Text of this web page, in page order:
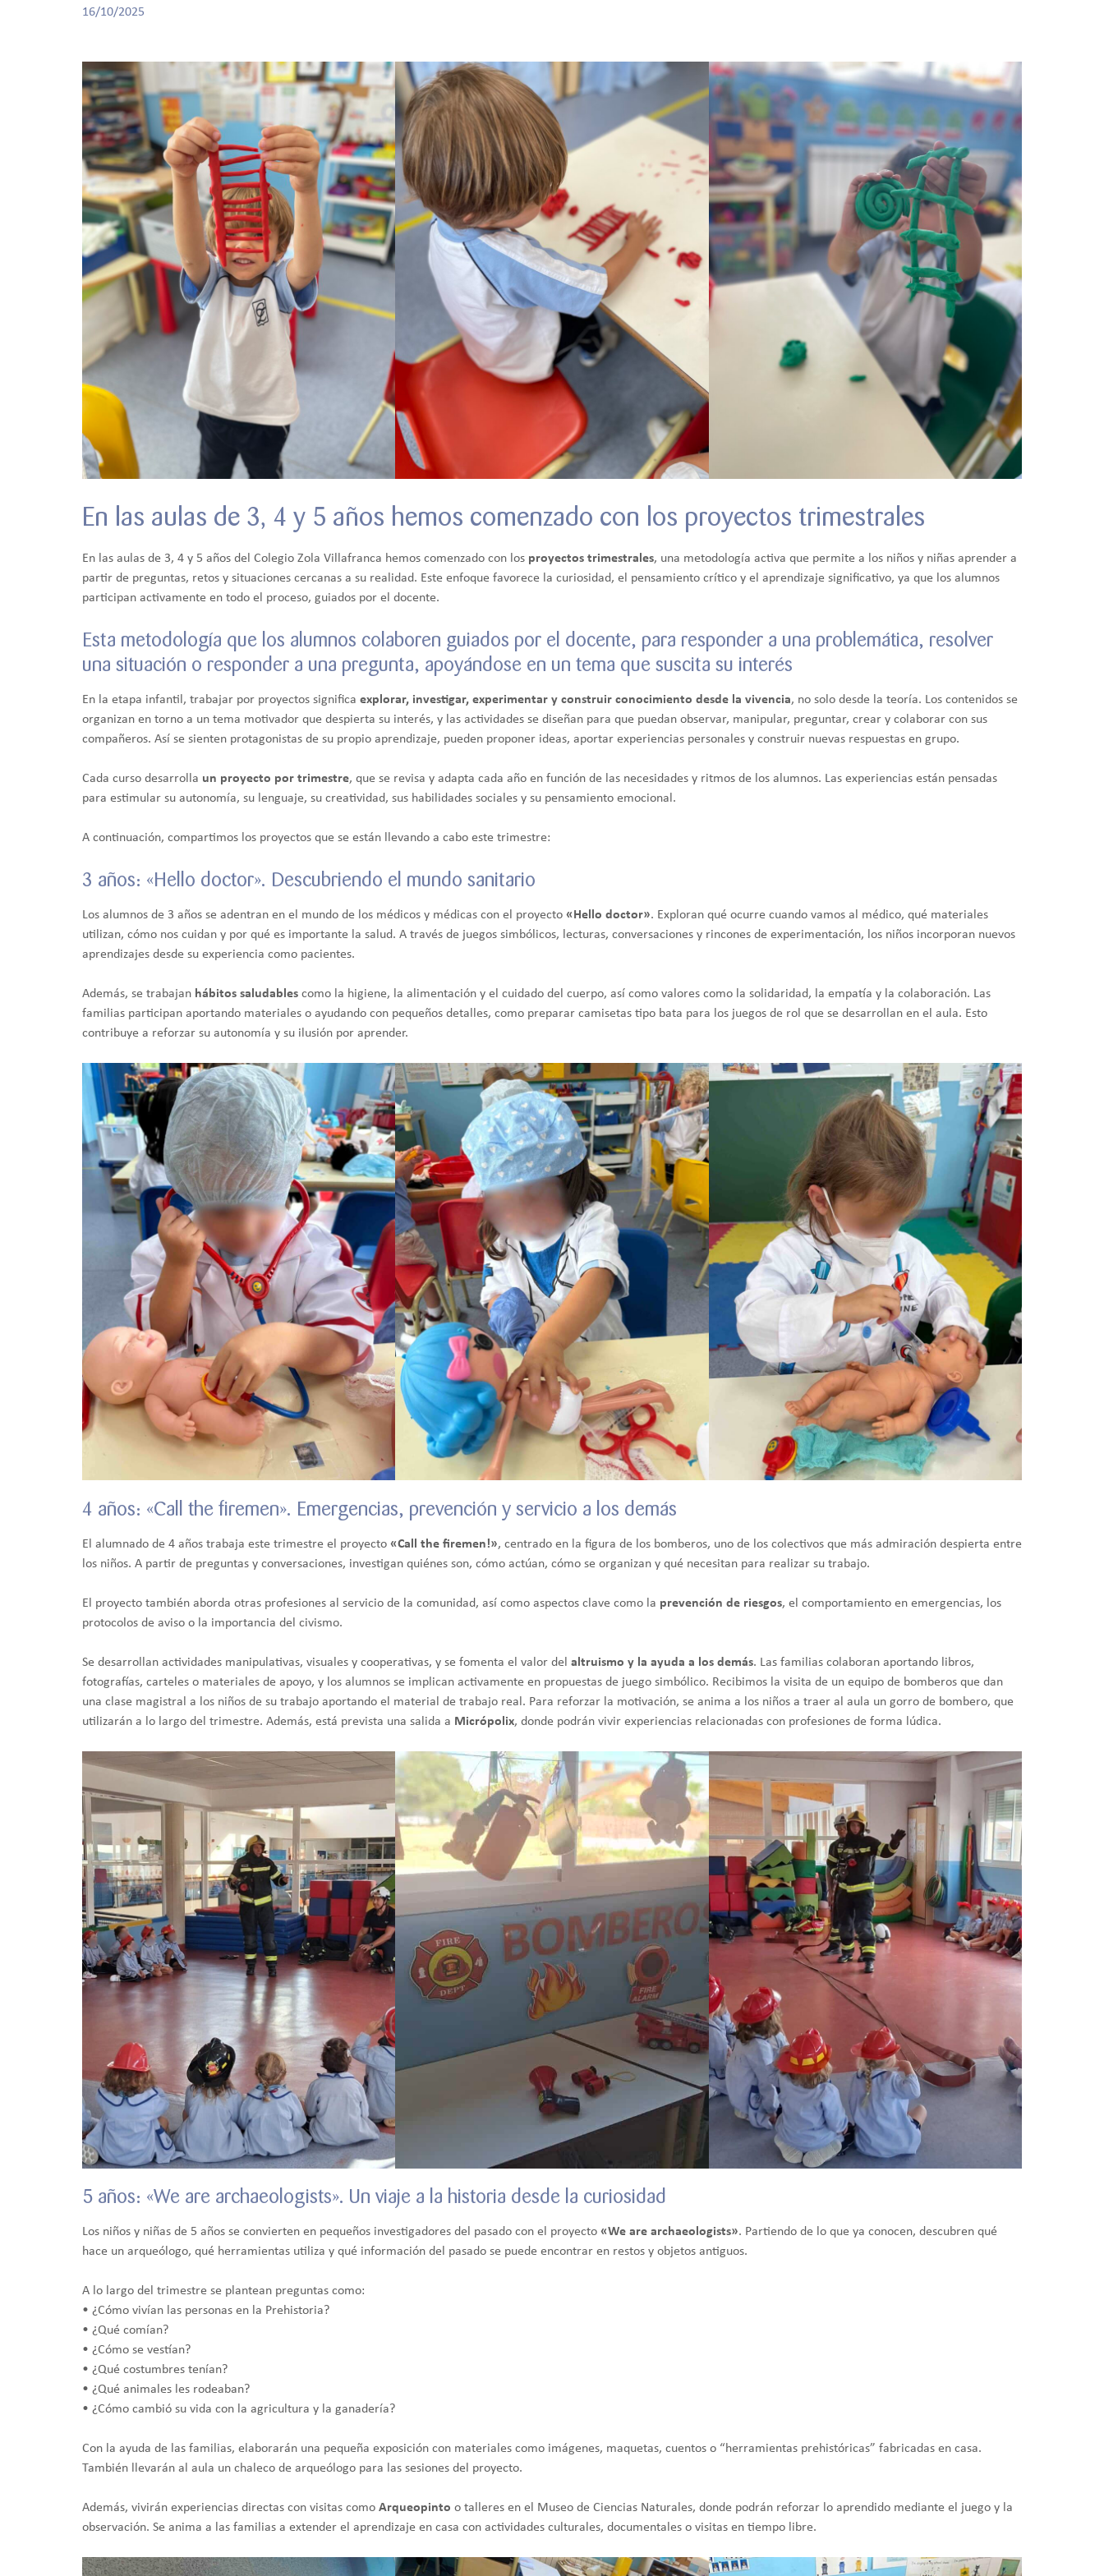
16/10/2025
En las aulas de 3, 4 y 5 años hemos comenzado con los proyectos trimestrales
En las aulas de 3, 4 y 5 años del Colegio Zola Villafranca hemos comenzado con los proyectos trimestrales, una metodología activa que permite a los niños y niñas aprender a
partir de preguntas, retos y situaciones cercanas a su realidad. Este enfoque favorece la curiosidad, el pensamiento crítico y el aprendizaje significativo, ya que los alumnos
participan activamente en todo el proceso, guiados por el docente.
Esta metodología que los alumnos colaboren guiados por el docente, para responder a una problemática, resolver
una situación o responder a una pregunta, apoyándose en un tema que suscita su interés
En la etapa infantil, trabajar por proyectos significa explorar, investigar, experimentar y construir conocimiento desde la vivencia, no solo desde la teoría. Los contenidos se
organizan en torno a un tema motivador que despierta su interés, y las actividades se diseñan para que puedan observar, manipular, preguntar, crear y colaborar con sus
compañeros. Así se sienten protagonistas de su propio aprendizaje, pueden proponer ideas, aportar experiencias personales y construir nuevas respuestas en grupo.
Cada curso desarrolla un proyecto por trimestre, que se revisa y adapta cada año en función de las necesidades y ritmos de los alumnos. Las experiencias están pensadas
para estimular su autonomía, su lenguaje, su creatividad, sus habilidades sociales y su pensamiento emocional.
A continuación, compartimos los proyectos que se están llevando a cabo este trimestre:
3 años: «Hello doctor». Descubriendo el mundo sanitario
Los alumnos de 3 años se adentran en el mundo de los médicos y médicas con el proyecto «Hello doctor». Exploran qué ocurre cuando vamos al médico, qué materiales
utilizan, cómo nos cuidan y por qué es importante la salud. A través de juegos simbólicos, lecturas, conversaciones y rincones de experimentación, los niños incorporan nuevos
aprendizajes desde su experiencia como pacientes.
Además, se trabajan hábitos saludables como la higiene, la alimentación y el cuidado del cuerpo, así como valores como la solidaridad, la empatía y la colaboración. Las
familias participan aportando materiales o ayudando con pequeños detalles, como preparar camisetas tipo bata para los juegos de rol que se desarrollan en el aula. Esto
contribuye a reforzar su autonomía y su ilusión por aprender.
4 años: «Call the firemen». Emergencias, prevención y servicio a los demás
El alumnado de 4 años trabaja este trimestre el proyecto «Call the firemen!», centrado en la figura de los bomberos, uno de los colectivos que más admiración despierta entre
los niños. A partir de preguntas y conversaciones, investigan quiénes son, cómo actúan, cómo se organizan y qué necesitan para realizar su trabajo.
El proyecto también aborda otras profesiones al servicio de la comunidad, así como aspectos clave como la prevención de riesgos, el comportamiento en emergencias, los
protocolos de aviso o la importancia del civismo.
Se desarrollan actividades manipulativas, visuales y cooperativas, y se fomenta el valor del altruismo y la ayuda a los demás. Las familias colaboran aportando libros,
fotografías, carteles o materiales de apoyo, y los alumnos se implican activamente en propuestas de juego simbólico. Recibimos la visita de un equipo de bomberos que dan
una clase magistral a los niños de su trabajo aportando el material de trabajo real. Para reforzar la motivación, se anima a los niños a traer al aula un gorro de bombero, que
utilizarán a lo largo del trimestre. Además, está prevista una salida a Micrópolix, donde podrán vivir experiencias relacionadas con profesiones de forma lúdica.
5 años: «We are archaeologists». Un viaje a la historia desde la curiosidad
Los niños y niñas de 5 años se convierten en pequeños investigadores del pasado con el proyecto «We are archaeologists». Partiendo de lo que ya conocen, descubren qué
hace un arqueólogo, qué herramientas utiliza y qué información del pasado se puede encontrar en restos y objetos antiguos.
A lo largo del trimestre se plantean preguntas como:
• ¿Cómo vivían las personas en la Prehistoria?
• ¿Qué comían?
• ¿Cómo se vestían?
• ¿Qué costumbres tenían?
• ¿Qué animales les rodeaban?
• ¿Cómo cambió su vida con la agricultura y la ganadería?
Con la ayuda de las familias, elaborarán una pequeña exposición con materiales como imágenes, maquetas, cuentos o “herramientas prehistóricas” fabricadas en casa.
También llevarán al aula un chaleco de arqueólogo para las sesiones del proyecto.
Además, vivirán experiencias directas con visitas como Arqueopinto o talleres en el Museo de Ciencias Naturales, donde podrán reforzar lo aprendido mediante el juego y la
observación. Se anima a las familias a extender el aprendizaje en casa con actividades culturales, documentales o visitas en tiempo libre.